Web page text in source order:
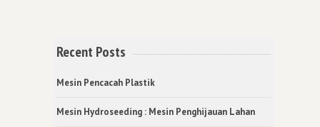
Recent Posts
Mesin Pencacah Plastik
Mesin Hydroseeding : Mesin Penghijauan Lahan